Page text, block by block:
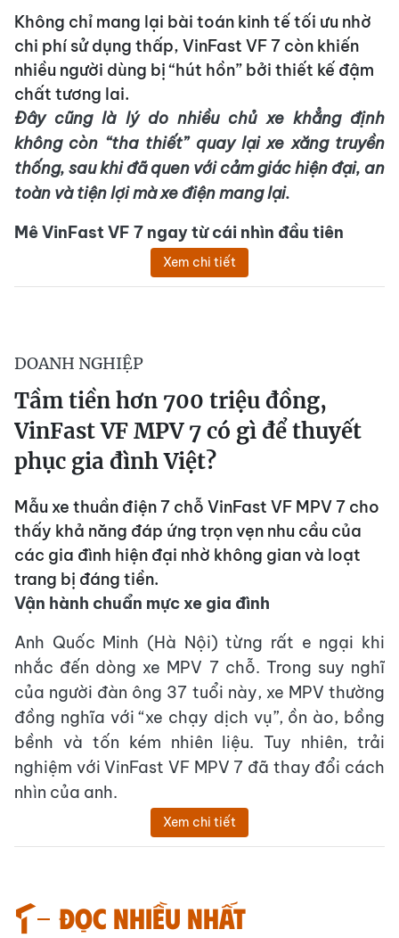
Không chỉ mang lại bài toán kinh tế tối ưu nhờ
chi phí sử dụng thấp, VinFast VF 7 còn khiến
nhiều người dùng bị “hút hồn” bởi thiết kế đậm
chất tương lai.
Đây cũng là lý do nhiều chủ xe khẳng định
không còn “tha thiết” quay lại xe xăng truyền
thống, sau khi đã quen với cảm giác hiện đại, an
toàn và tiện lợi mà xe điện mang lại.
Mê VinFast VF 7 ngay từ cái nhìn đầu tiên
Xem chi tiết
DOANH NGHIỆP
Tầm tiền hơn 700 triệu đồng,
VinFast VF MPV 7 có gì để thuyết
phục gia đình Việt?
Mẫu xe thuần điện 7 chỗ VinFast VF MPV 7 cho
thấy khả năng đáp ứng trọn vẹn nhu cầu của
các gia đình hiện đại nhờ không gian và loạt
trang bị đáng tiền.
Vận hành chuẩn mực xe gia đình
Anh Quốc Minh (Hà Nội) từng rất e ngại khi
nhắc đến dòng xe MPV 7 chỗ. Trong suy nghĩ
của người đàn ông 37 tuổi này, xe MPV thường
đồng nghĩa với “xe chạy dịch vụ”, ồn ào, bồng
bềnh và tốn kém nhiên liệu. Tuy nhiên, trải
nghiệm với VinFast VF MPV 7 đã thay đổi cách
nhìn của anh.
Xem chi tiết
Đọc nhiều nhất